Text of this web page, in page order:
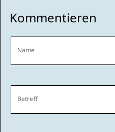
Kommentieren
Name
Betreff